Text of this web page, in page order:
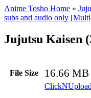
Anime Tosho Home »
subs and audio only
Jujutsu Kaisen
File Size 16.66
ClickNUpload